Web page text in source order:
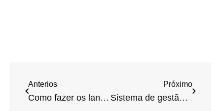
Anterios
Como fazer os lançamentos financeiros no sistema Unilab sem complicações
Próximo
Sistema de gestão: o segredo para ter o controle de sua clínica médica